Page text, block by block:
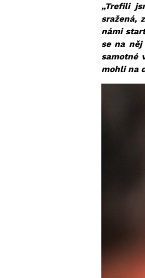
„Trefili
sražená,
námi
se na
samotné
mohli na